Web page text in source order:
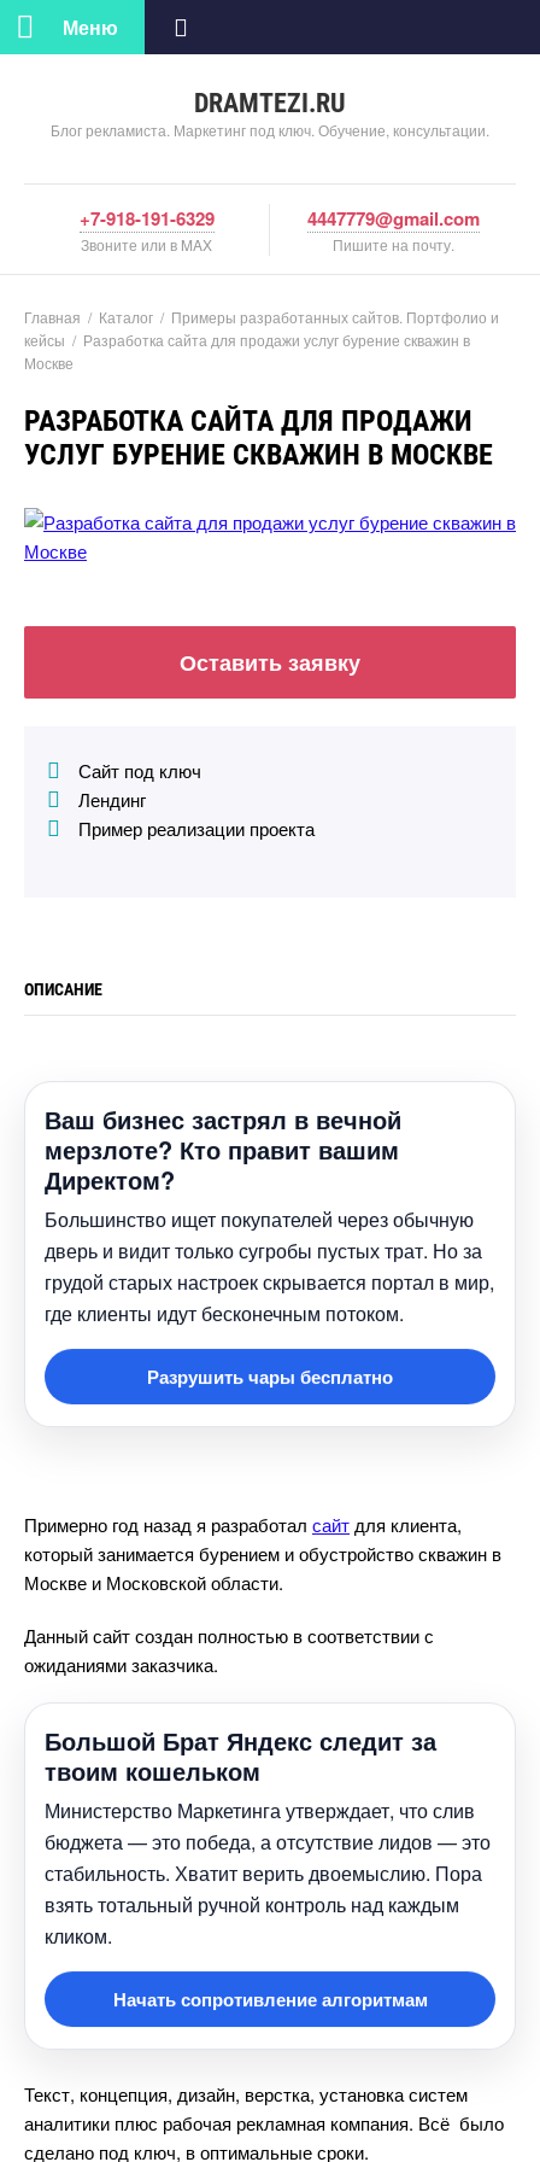
DRAMTEZI.RU
Блог рекламиста. Маркетинг под ключ. Обучение, консультации.
Меню
+7-918-191-6329
Звоните или в MAX
4447779@gmail.com
Пишите на почту.
Главная / Катало / Примеры разработанных сайтов. Портфолио и
кейсы / Разработка сайта для продажи услуг бурение скважин
Москве
РАЗРАБОТКА САЙТА ДЛЯ ПРОДАЖИ
УСЛУГ БУРЕНИЕ СКВАЖИН В МОСКВЕ
Оставить заявку
Сайт под ключ
Лендин
Пример реализации проекта
ОПИСАНИЕ
аш бизнес застрял в вечной
мерзлоте? Кто правит вашим
Директом?
Большинство ищет покупателей через обычную
дверь и видит только сугробы пустых трат. Но за
рудой старых настроек скрывается портал в мир,
де клиенты идут бесконечным потоком.
Разрушить чары бесплатно
Примерно год назад я разработал сайт для клиента,
который занимается бурением и обустройство скважин
Москве и Московской области.
Данный сайт создан полностью в соответствии с
ожиданиями заказчика.
Большой Брат Яндекс следит за
твоим кошельком
Министерство Маркетинга утверждает, что сли
юджета — это победа, а отсутствие лидов — это
стабильность. Хватит верить двоемыслию. Пора
зять тотальный ручной контроль над каждым
кликом.
Начать сопротивление алгоритмам
Текст, концепция, дизайн, верстка, установка систем
аналитики плюс рабочая рекламная компания. Всё было
сделано под ключ, в оптимальные сроки.